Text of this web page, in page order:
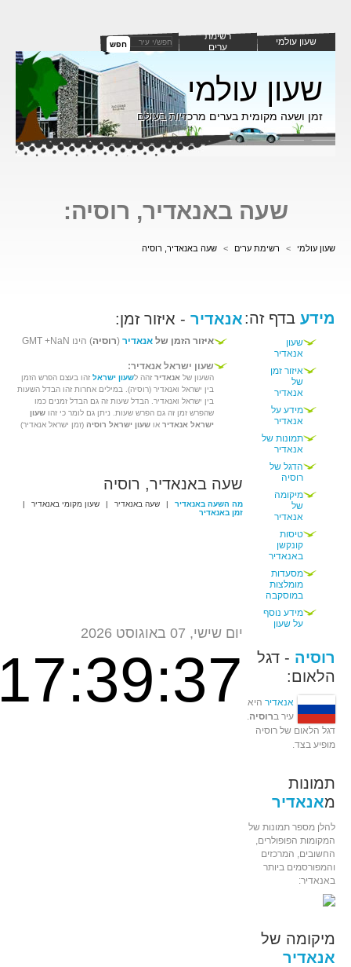
שעון עולמי
רשימת
ערים
חפש
שעון עולמי
זמן ושעה מקומית בערים מרכזיות בעולם
שעה באנאדיר, רוסיה:
שעון עולמי > רשימת ערים > שעה באנאדיר, רוסיה
מידע בדף זה:
שעון
אנאדיר
איזור זמן
של
אנאדיר
מידע על
אנאדיר
תמונות של
אנאדיר
הדגל של
רוסיה
מיקומה
של
אנאדיר
טיסות
קונקשן
באנאדיר
מסעדות
מומלצות
במוסקבה
מידע נוסף
על שעון
רוסיה - דגל
הלאום:
אנאדיר היא
עיר ברוסיה.
דגל הלאום של רוסיה
מופיע בצד.
תמונות
מאנאדיר
להלן מספר תמונות של
המקומות הפופולרים,
החשובים, המרכזים
והמפורסמים ביותר
באנאדיר:
מיקומה של
אנאדיר
אנאדיר - איזור זמן:
איזור הזמן של אנאדיר (רוסיה) הינו GMT +NaN
שעון ישראל אנאדיר:
השעון של אנאדיר זהה לשעון ישראל זהו בעצם הפרש הזמן
בין ישראל ואנאדיר (רוסיה). במילים אחרות זהו הבדל השעות
בין ישראל ואנאדיר. הבדל שעות זה גם הבדל זמנים כמו
שהפרש זמן זה גם הפרש שעות. ניתן גם לומר כי זהו שעון
ישראל אנאדיר או שעון ישראל רוסיה (זמן ישראל אנאדיר)
שעה באנאדיר, רוסיה
מה השעה באנאדיר | שעה באנאדיר | שעון מקומי באנאדיר
|
זמן באנאדיר
יום שישי, 07 באוגוסט 2026